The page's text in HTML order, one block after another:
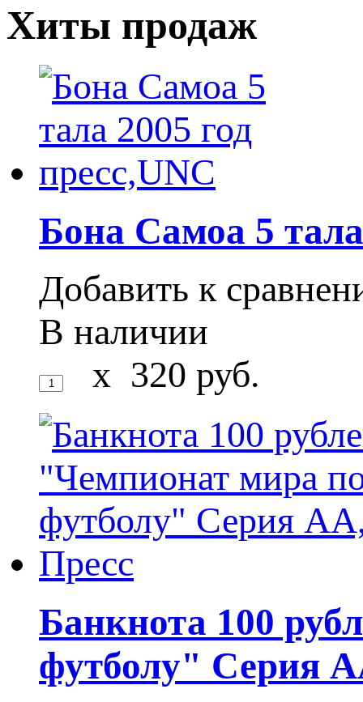
Хиты продаж
Бона Самоа 5
Добавить к
В наличии
x 320 руб.
Банкнота 100
футболу" Серия